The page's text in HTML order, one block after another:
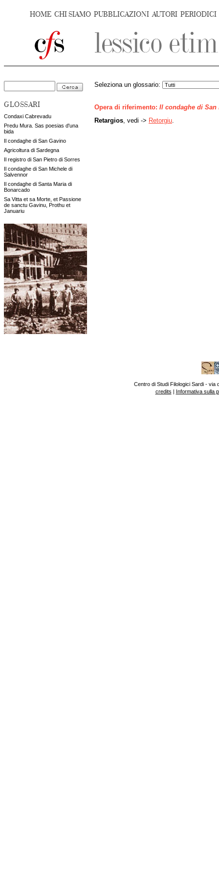
HOME CHI SIAMO PUBBLICAZIONI AUTORI PERIODICI
GLOSSARI
Condaxi Cabrevadu
Predu Mura. Sas poesias d'una
bida
Il condaghe di San Gavino
Agricoltura di Sardegna
Il registro di San Pietro di Sorres
Il condaghe di San Michele di
Salvennor
Il condaghe di Santa Maria di
Bonarcado
Sa Vitta et sa Morte, et Passione
de sanctu Gavinu, Prothu et
Januariu
Seleziona un glossario:
Opera di riferimento: Il condaghe di San
Retargios , vedi -> Retorgiu
Centro di Studi Filologici Sardi - via
credits | Informativa sulla